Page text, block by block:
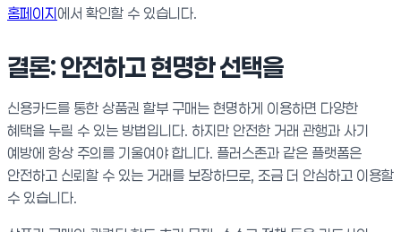
홈페이지에서 확인할 수 있습니다.
결론: 안전하고 현명한 선택을
신용카드를 통한 상품권 할부 구매는 현명하게 이용하면 다양한
혜택을 누릴 수 있는 방법입니다. 하지만 안전한 거래 관행과 사기
예방에 항상 주의를 기울여야 합니다. 플러스존과 같은 플랫폼은
안전하고 신뢰할 수 있는 거래를 보장하므로, 조금 더 안심하고 이용할
수 있습니다.